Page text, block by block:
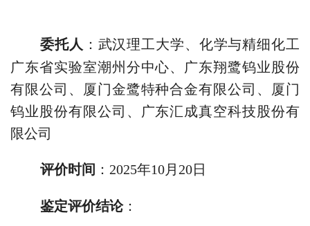
委托人 ： 武汉理工大学、化学与精细化工
广东省实验室潮州分中心、广东翔鹭钨业股份
有限公司、厦门金鹭特种合金有限公司、厦门
钨业股份有限公司、广东汇成真空科技股份有
限公司
评价时间 ： 2025年10月 20日
鉴定评价结论：